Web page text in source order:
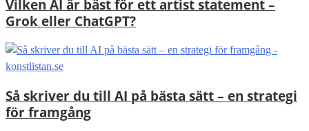
Vilken AI är bäst för ett artist statement –
Grok eller ChatGPT?
Så skriver du till AI på bästa sätt – en strategi
för framgång